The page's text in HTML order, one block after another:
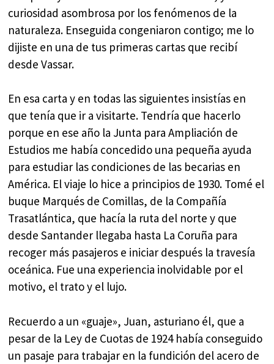
curiosidad asombrosa por los fenómenos de la
naturaleza. Enseguida congeniaron contigo; me lo
dijiste en una de tus primeras cartas que recibí
desde Vassar.
En esa carta y en todas las siguientes insistías en
que tenía que ir a visitarte. Tendría que hacerlo
porque en ese año la Junta para Ampliación de
Estudios me había concedido una pequeña ayuda
para estudiar las condiciones de las becarias en
América. El viaje lo hice a principios de 1930. Tomé el
buque Marqués de Comillas, de la Compañía
Trasatlántica, que hacía la ruta del norte y que
desde Santander llegaba hasta La Coruña para
recoger más pasajeros e iniciar después la travesía
oceánica. Fue una experiencia inolvidable por el
motivo, el trato y el lujo.
Recuerdo a un «guaje», Juan, asturiano él, que a
pesar de la Ley de Cuotas de 1924 había conseguido
un pasaje para trabajar en la fundición del acero de